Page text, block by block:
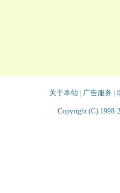
关于本站| 广告服务
Copyright (C) 1998-